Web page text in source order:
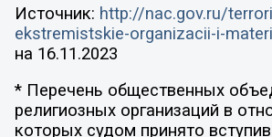
Источник: http://nac.gov.ru/
ekstremistskie-organizacii-i-
на 16.11.2023
* Перечень общественных
религиозных организаций в
которых судом принято